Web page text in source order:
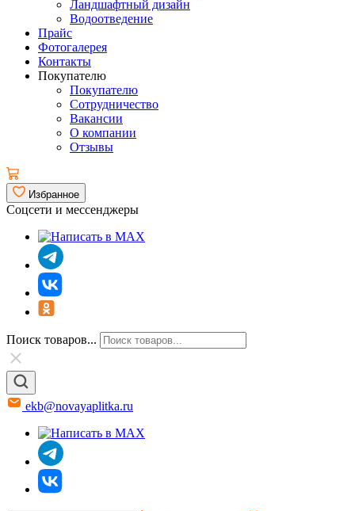
Ландшафтный дизайн
Водоотведение
Прайс
Фотогалерея
Контакты
Покупателю
Покупателю
Сотрудничество
Вакансии
О компании
Отзывы
Избранное
Соцсети и мессенджеры
Поиск товаров...
ekb@novayaplitka.ru